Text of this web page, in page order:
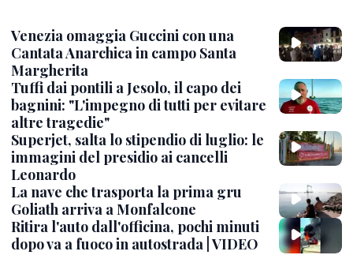
Venezia omaggia Guccini con una
Cantata Anarchica in campo Santa
Margherita
Tuffi dai pontili a Jesolo, il capo dei
bagnini: "L'impegno di tutti per evitare
altre tragedie"
Superjet, salta lo stipendio di luglio: le
immagini del presidio ai cancelli
Leonardo
La nave che trasporta la prima gru
Goliath arriva a Monfalcone
Ritira l'auto dall'officina, pochi minuti
dopo va a fuoco in autostrada | VIDEO